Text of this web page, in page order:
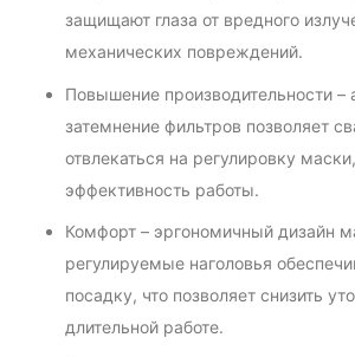
защищают глаза от вредного
механических повреждений.
Повышение производительности –
затемнение фильтров позволяет
отвлекаться на регулировку
эффективность работы.
Комфорт – эргономичный дизайн
регулируемые наголовья
посадку, что позволяет снизить
длительной работе.